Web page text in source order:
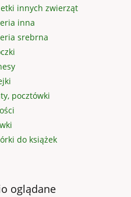
innych zwierząt
inna
srebrna
pocztówki
do książek
oglądane